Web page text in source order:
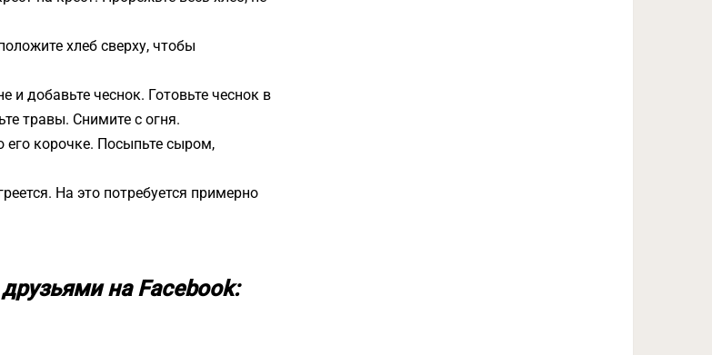
хлеб сверху, чтобы
добавьте чеснок. Готовьте чеснок в
травы. Снимите с огня.
его корочке. Посыпьте сыром,
На это потребуется примерно
на Facebook: